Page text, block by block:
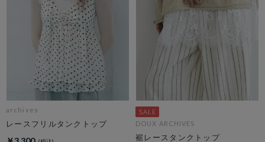
archives
レースフリルタンクトップ DOUX ARCHIVES
裾レースタンクトップ